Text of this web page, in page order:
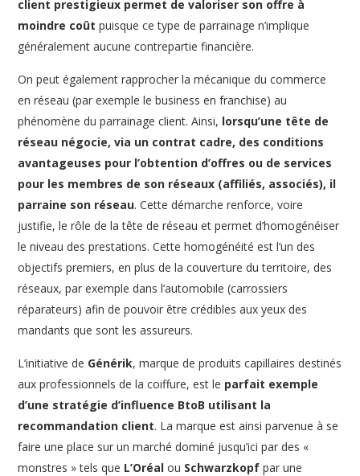
client prestigieux permet de valoriser son offre à
moindre coût puisque ce type de parrainage n’implique
généralement aucune contrepartie financière.
On peut également rapprocher la mécanique du commerce
en réseau (par exemple le business en franchise) au
phénomène du parrainage client. Ainsi, lorsqu’une tête de
réseau négocie, via un contrat cadre, des conditions
avantageuses pour l’obtention d’offres ou de services
pour les membres de son réseaux (affiliés, associés), il
parraine son réseau. Cette démarche renforce, voire
justifie, le rôle de la tête de réseau et permet d’homogénéiser
le niveau des prestations. Cette homogénéité est l’un des
objectifs premiers, en plus de la couverture du territoire, des
réseaux, par exemple dans l’automobile (carrossiers
réparateurs) afin de pouvoir être crédibles aux yeux des
mandants que sont les assureurs.
L’initiative de Générik, marque de produits capillaires destinés
aux professionnels de la coiffure, est le parfait exemple
d’une stratégie d’influence BtoB utilisant la
recommandation client. La marque est ainsi parvenue à se
faire une place sur un marché dominé jusqu’ici par des «
monstres » tels que L’Oréal ou Schwarzkopf par une